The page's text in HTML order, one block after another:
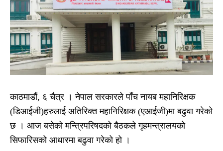
काठमाडौं, ६ चैत्र । नेपाल सरकारले पाँच नायब महानिरिक्षक
(डिआईजी)हरुलाई अतिरिक्त महानिरिक्षक (एआईजी)मा बढुवा गरेको
छ । आज बसेको मन्त्रिपरिषदको बैठकले गृहमन्त्रालयको
सिफारिसको आधारमा बढुवा गरेको हो ।